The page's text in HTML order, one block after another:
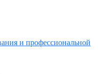
и профессиональной